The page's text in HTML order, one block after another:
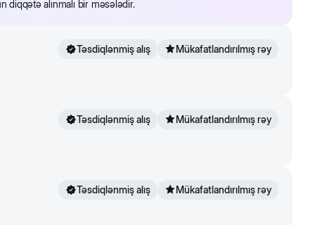
alınmalı bir məsələdir.
Təsdiqlənmiş alış Mükafatlandırılmış rəy
Təsdiqlənmiş alış Mükafatlandırılmış rəy
Təsdiqlənmiş alış Mükafatlandırılmış rəy